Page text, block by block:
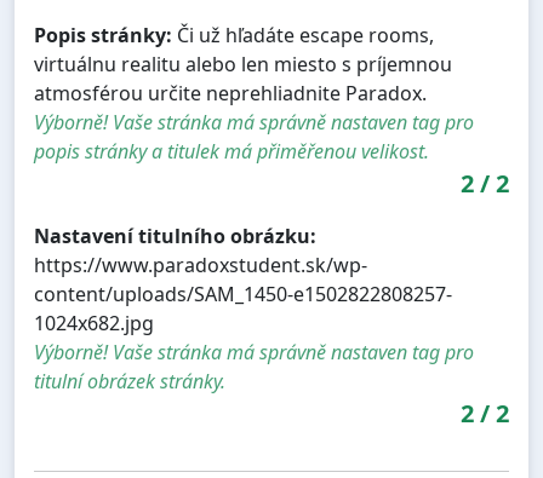
Popis stránky: Či už hľadáte escape rooms,
virtuálnu realitu alebo len miesto s príjemnou
atmosférou určite neprehliadnite Paradox.
Výborně! Vaše stránka má správně nastaven tag pro
popis stránky a titulek má přiměřenou velikost.
2/2
Nastavení titulního obrázku:
https://www.paradoxstudent.sk/wp-
content/uploads/SAM_1450-e1502822808257-
1024x682.jpg
Výborně! Vaše stránka má správně nastaven tag pro
titulní obrázek stránky.
2/2